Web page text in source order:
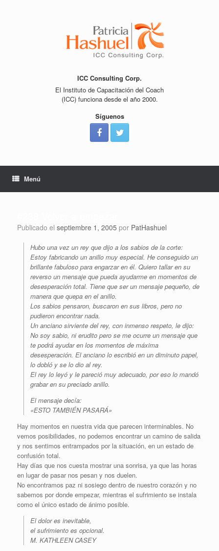
ICC Consulting Corp.
El Instituto de Capacitación del Coach
(ICC) funciona desde el año 2000.
Síguenos
Menú
Publicado el septiembre 1, 2005 por PatHashuel
Hubo una vez un rey que dijo a los sabios de la corte:
Estoy fabricando un anillo muy especial. He conseguido un
brillante fabuloso para engarzar en él. Quiero tallar en su
reverso un mensaje que pueda ayudarme en momentos de
desesperación total. Tiene que ser un mensaje pequeño, de
manera que quepa en el anillo.
Los sabios pensaron, buscaron en sus libros, pero no
pudieron encontrar nada.
Un anciano sirviente del rey, con inmenso respeto, le dijo:
No soy sabio, ni erudito pero se me ocurre un mensaje que
te podrá ayudar en los momentos de máxima
desesperación. El anciano lo escribió en un diminuto papel,
lo dobló y se lo dio al rey.
El rey lo leyó y le pareció muy adecuado, por eso lo mandó
grabar en su preciado anillo.
El mensaje decía:
«ESTO TAMBIÉN PASARÁ»
Hay momentos en nuestra vida que parecen interminables. No
vemos posibilidades, no podemos encontrar un camino de salida
y nos sentimos entrampados por la situación, en un estado de
confusión total.
Hay días que nos cuesta mostrar una sonrisa, ya que las horas
en lugar de pasar nos pesan y nos duelen.
No encontramos paz ni sosiego dentro de nuestro corazón y no
sabemos por donde empezar, mientras el sufrimiento se instala
como el único estado de ánimo posible.
El dolor es inevitable,
el sufrimiento es opcional.
M. KATHLEEN CASEY